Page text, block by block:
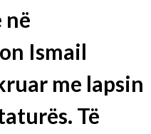
në
Ismail
me lapsin
Të